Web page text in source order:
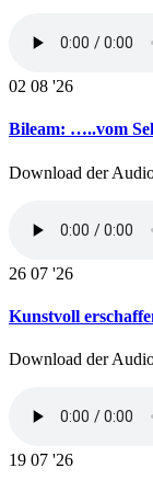
02 08 '26
Bileam: …..vom
Download der
26 07 '26
Kunstvoll
Download der
19 07 '26